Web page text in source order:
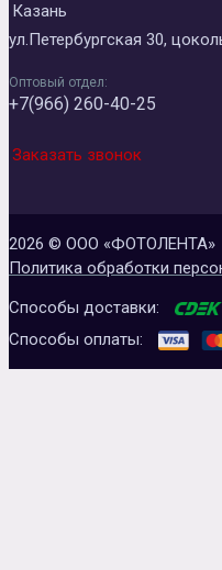
Казань
ул.Петербургская 30,
Оптовый отдел:
+7(966) 260-40-25
Заказать звонок
2026 © ООО «ФОТОЛЕНТА»
Политика обработки
Способы доставки:
Способы оплаты: